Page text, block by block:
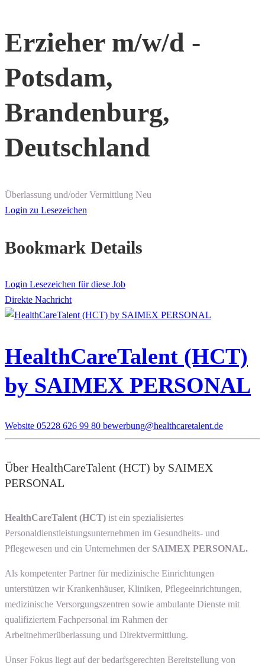
Erzieher m/w/d -
Potsdam,
Brandenburg,
Deutschland
Überlassung und/oder Vermittlung Neu
Login zu Lesezeichen
Bookmark Details
Login Lesezeichen für diese Job
Direkte Nachricht
HealthCareTalent (HCT)
by SAIMEX PERSONAL
Website 05228 626 99 80 bewerbung@healthcaretalent.de
Über HealthCareTalent (HCT) by SAIMEX
PERSONAL
HealthCareTalent (HCT) ist ein spezialisiertes
Personaldienstleistungsunternehmen im Gesundheits- und
Pflegewesen und ein Unternehmen der SAIMEX PERSONAL.
Als kompetenter Partner für medizinische Einrichtungen
unterstützen wir Krankenhäuser, Kliniken, Pflegeeinrichtungen,
medizinische Versorgungszentren sowie ambulante Dienste mit
qualifiziertem Fachpersonal im Rahmen der
Arbeitnehmerüberlassung und Direktvermittlung.
Unser Fokus liegt auf der bedarfsgerechten Bereitstellung von